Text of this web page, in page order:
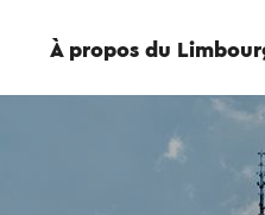
À propos du